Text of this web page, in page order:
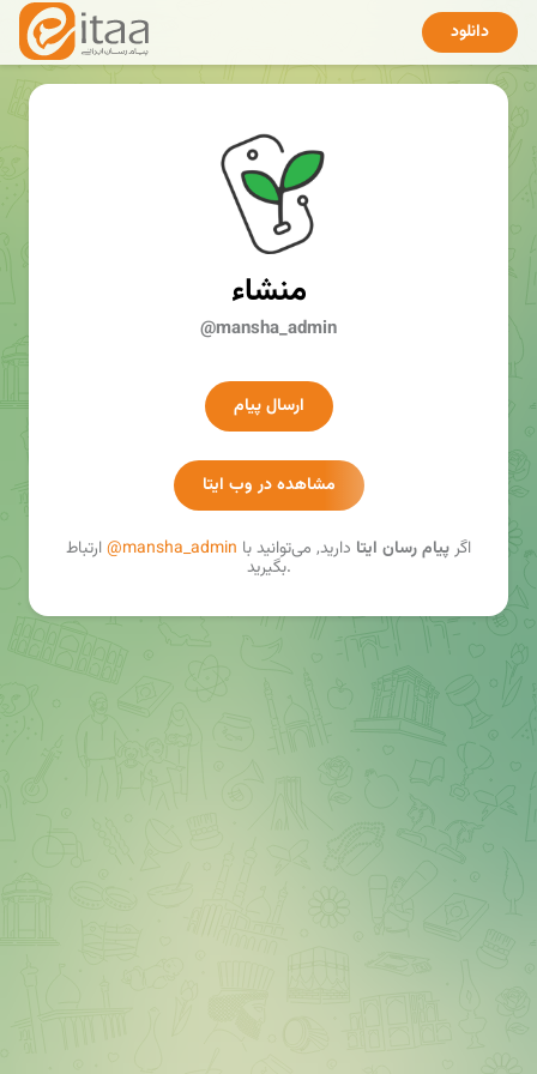
دانلود
منشاء
@mansha_admin
ارسال پیام
مشاهده در وب ایتا
اگرپیام رسان ایتا دارید, می‌توانید با @mansha_adminارتباط
بگیرید.